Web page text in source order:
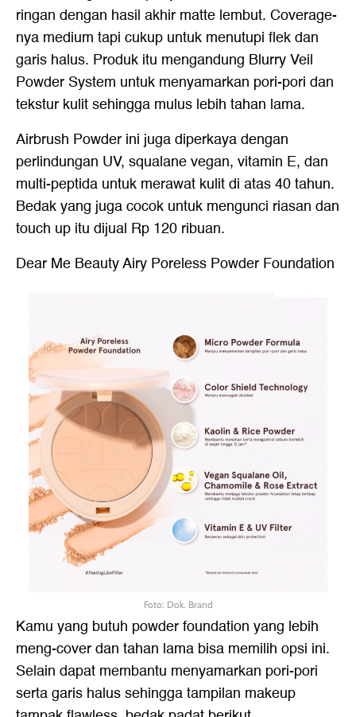
ringan dengan hasil akhir matte lembut. Coverage-
nya medium tapi cukup untuk menutupi flek dan
garis halus. Produk itu mengandung Blurry Veil
Powder System untuk menyamarkan pori-pori dan
tekstur kulit sehingga mulus lebih tahan lama.
Airbrush Powder ini juga diperkaya dengan
perlindungan UV, squalane vegan, vitamin E, dan
multi-peptida untuk merawat kulit di atas 40 tahun.
Bedak yang juga cocok untuk mengunci riasan dan
touch up itu dijual Rp 120 ribuan.
Dear Me Beauty Airy Poreless Powder Foundation
Foto: Dok. Brand
Kamu yang butuh powder foundation yang lebih
meng-cover dan tahan lama bisa memilih opsi ini.
Selain dapat membantu menyamarkan pori-pori
serta garis halus sehingga tampilan makeup